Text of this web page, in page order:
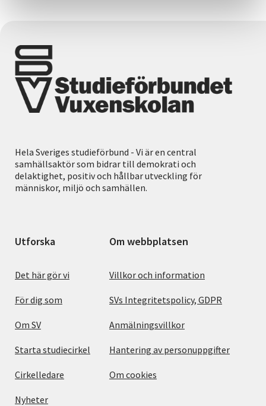
Hela Sveriges studieförbund - Vi är en central
samhällsaktör som bidrar till demokrati och
delaktighet, positiv och hållbar utveckling för
människor, miljö och samhällen.
Utforska
Det här gör vi
För dig som
Om SV
Starta studiecirkel
Cirkelledare
Nyheter
Om webbplatsen
Villkor och information
SVs Integritetspolicy, GDPR
Anmälningsvillkor
Hantering av personuppgifter
Om cookies